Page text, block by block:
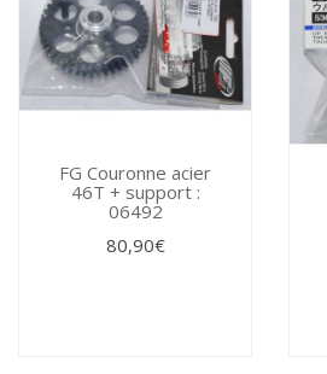
FG Couronne acier
46T + support :
06492
80,90€